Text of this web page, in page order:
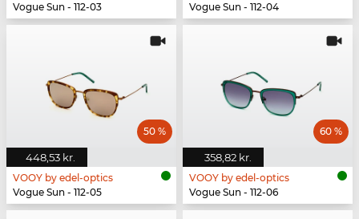
Vogue Sun - 112-03
Vogue Sun - 112-04
448,53 kr.
50 %
VOOY by edel-optics
Vogue Sun - 112-05
358,82 kr.
60 %
VOOY by edel-optics
Vogue Sun - 112-06